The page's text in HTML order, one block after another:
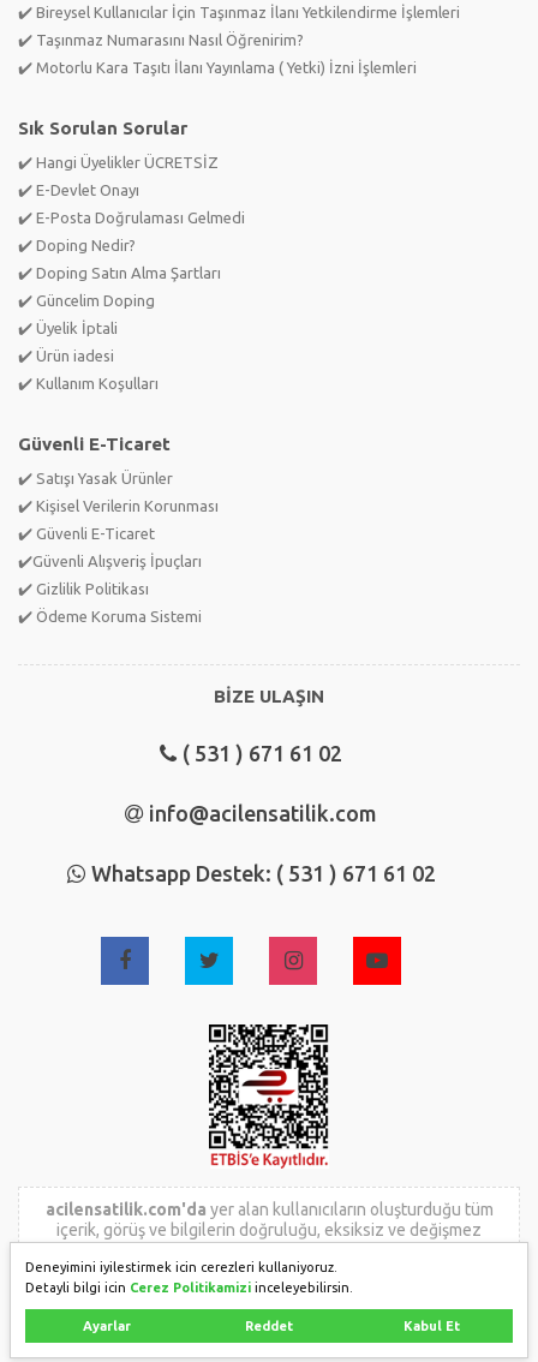
✔️ Bireysel Kullanıcılar İçin Taşınmaz İlanı Yetkilendirme İşlemleri
✔️ Taşınmaz Numarasını Nasıl Öğrenirim?
✔️ Motorlu Kara Taşıtı İlanı Yayınlama ( Yetki) İzni İşlemleri
Sık Sorulan Sorular
✔️ Hangi Üyelikler ÜCRETSİZ
✔️ E-Devlet Onayı
✔️ E-Posta Doğrulaması Gelmedi
✔️ Doping Nedir?
✔️ Doping Satın Alma Şartları
✔️ Güncelim Doping
✔️ Üyelik İptali
✔️ Ürün iadesi
✔️ Kullanım Koşulları
Güvenli E-Ticaret
✔️ Satışı Yasak Ürünler
✔️ Kişisel Verilerin Korunması
✔️ Güvenli E-Ticaret
✔️Güvenli Alışveriş İpuçları
✔️ Gizlilik Politikası
✔️ Ödeme Koruma Sistemi
BİZE ULAŞIN
( 531 ) 671 61 02
info@acilensatilik.com
Whatsapp Destek: ( 531 ) 671 61 02
acilensatilik.com'da yer alan kullanıcıların oluşturduğu tüm
içerik, görüş ve bilgilerin doğruluğu, eksiksiz ve değişmez
olduğu, yayınlanması ile ilgili yasal yükümlülükler içeriği
oluşturan kullanıcıya aittir. Bu içeriğin, görüş ve bilgilerin
yanlışlık, eksiklik veya yasalarla düzenlenmiş kurallara
aykırılığındanacilensatilik.comhiçbir şekilde sorumlu değildir.
Sorularınız için ilan sahibi ile irtibata geçebilirsiniz.
Deneyimini iyilestirmek icin cerezleri kullaniyoruz.
Detayli bilgi icin Cerez Politikamizi inceleyebilirsin.
Ayarlar Reddet Kabul Et